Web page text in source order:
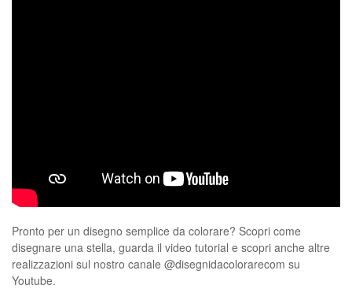
Pronto per un disegno semplice da colorare? Scopri come
disegnare una stella, guarda il video tutorial e scopri anche altre
realizzazioni sul nostro canale @disegnidacolorarecom su
Youtube.